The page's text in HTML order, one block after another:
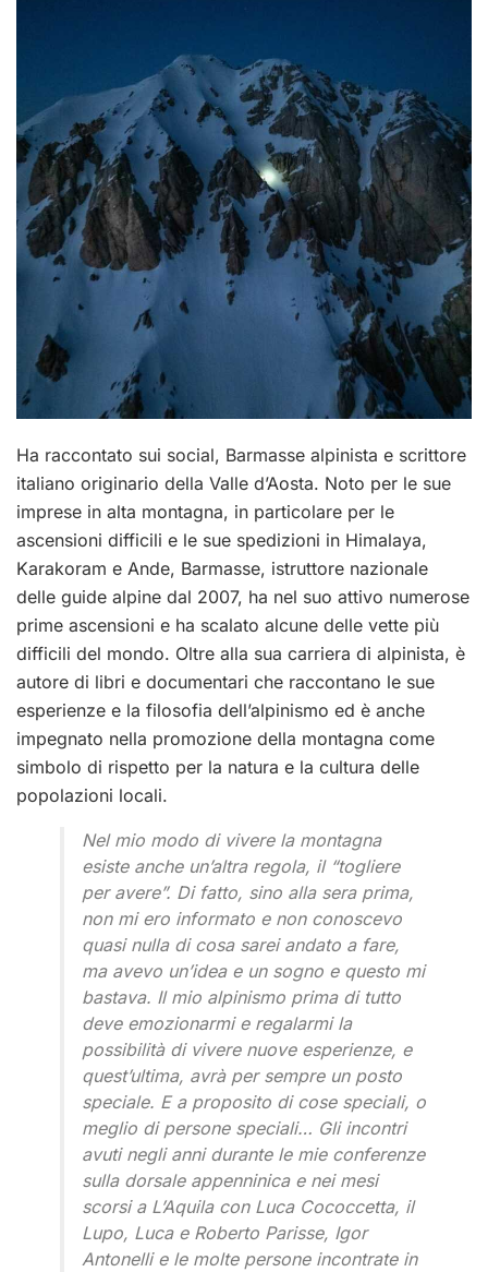
Ha raccontato sui social, Barmasse alpinista e scrittore
italiano originario della Valle d’Aosta. Noto per le sue
imprese in alta montagna, in particolare per le
ascensioni difficili e le sue spedizioni in Himalaya,
Karakoram e Ande, Barmasse, istruttore nazionale
delle guide alpine dal 2007, ha nel suo attivo numerose
prime ascensioni e ha scalato alcune delle vette più
difficili del mondo. Oltre alla sua carriera di alpinista, è
autore di libri e documentari che raccontano le sue
esperienze e la filosofia dell’alpinismo ed è anche
impegnato nella promozione della montagna come
simbolo di rispetto per la natura e la cultura delle
popolazioni locali.
Nel mio modo di vivere la montagna
esiste anche un’altra regola, il “togliere
per avere”. Di fatto, sino alla sera prima,
non mi ero informato e non conoscevo
quasi nulla di cosa sarei andato a fare,
ma avevo un’idea e un sogno e questo mi
bastava. Il mio alpinismo prima di tutto
deve emozionarmi e regalarmi la
possibilità di vivere nuove esperienze, e
quest’ultima, avrà per sempre un posto
speciale. E a proposito di cose speciali, o
meglio di persone speciali… Gli incontri
avuti negli anni durante le mie conferenze
sulla dorsale appenninica e nei mesi
scorsi a L’Aquila con Luca Cococcetta, il
Lupo, Luca e Roberto Parisse, Igor
Antonelli e le molte persone incontrate in